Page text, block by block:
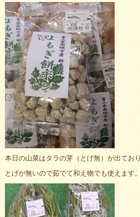
本日の山菜はタラの芽（とげ無）が出てお
とげが無いので茹でて和え物でも使えます